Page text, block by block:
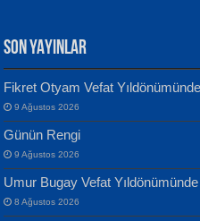
MUSTAFA KELOĞLU
Yarına İz Bırakmak...
Yılmaz Ekinci
Geceye Söylenen...
SON YAYINLAR
Fikret Otyam Vefat Yıldönümünde
9 Ağustos 2026
Günün Rengi
9 Ağustos 2026
Umur Bugay Vefat Yıldönümünde
8 Ağustos 2026